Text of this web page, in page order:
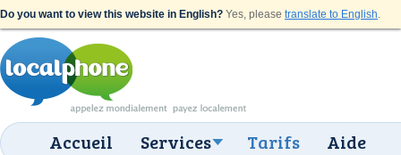
Do you want to view this website in English? Yes, please translate to English.
Accueil Services Tarifs Aide